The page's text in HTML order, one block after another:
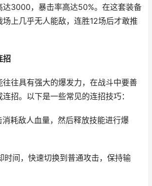
达3000，暴击率高达50%。在这套装备
上几乎无人能敌，连胜12场后才敢推
招
往往具有强大的爆发力，在战斗中要善
招。以下是一些常见的连招技巧：
消耗敌人血量，然后释放技能进行爆
时间，快速切换到普通攻击，保持输